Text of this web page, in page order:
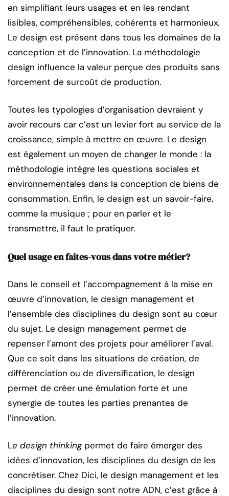
en simplifiant leurs usages et en les rendant
lisibles, compréhensibles, cohérents et harmonieux.
Le design est présent dans tous les domaines de la
conception et de l’innovation. La méthodologie
design influence la valeur perçue des produits sans
forcement de surcoût de production.
Toutes les typologies d’organisation devraient y
avoir recours car c’est un levier fort au service de la
croissance, simple à mettre en œuvre. Le design
est également un moyen de changer le monde : la
méthodologie intègre les questions sociales et
environnementales dans la conception de biens de
consommation. Enfin, le design est un savoir-faire,
comme la musique ; pour en parler et le
transmettre, il faut le pratiquer.
Quel usage en faites-vous dans votre métier?
Dans le conseil et l’accompagnement à la mise en
œuvre d’innovation, le design management et
l’ensemble des disciplines du design sont au cœur
du sujet. Le design management permet de
repenser l’amont des projets pour améliorer l’aval.
Que ce soit dans les situations de création, de
différenciation ou de diversification, le design
permet de créer une émulation forte et une
synergie de toutes les parties prenantes de
l’innovation.
Le design thinkingpermet de faire émerger des
idées d’innovation, les disciplines du design de les
concrétiser. Chez Dici, le design management et les
disciplines du design sont notre ADN, c’est grâce à